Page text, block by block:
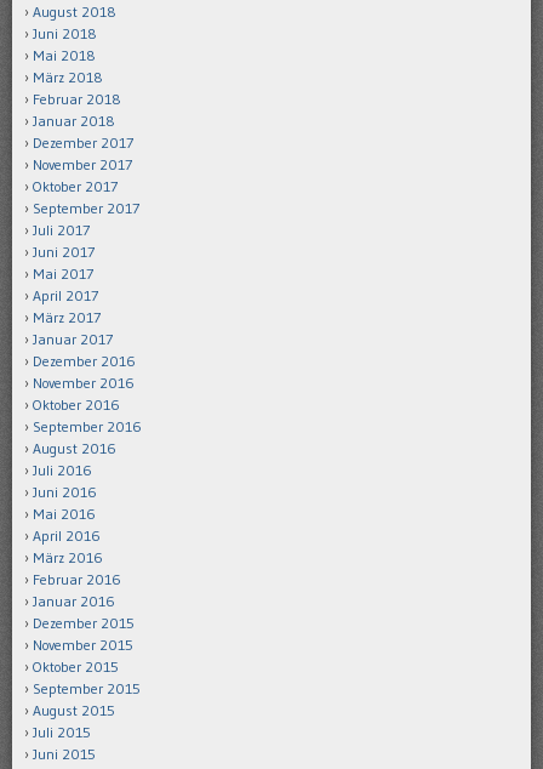
August 2018
Juni 2018
Mai 2018
März 2018
Februar 2018
Januar 2018
Dezember 2017
November 2017
Oktober 2017
September 2017
Juli 2017
Juni 2017
Mai 2017
April 2017
März 2017
Januar 2017
Dezember 2016
November 2016
Oktober 2016
September 2016
August 2016
Juli 2016
Juni 2016
Mai 2016
April 2016
März 2016
Februar 2016
Januar 2016
Dezember 2015
November 2015
Oktober 2015
September 2015
August 2015
Juli 2015
Juni 2015